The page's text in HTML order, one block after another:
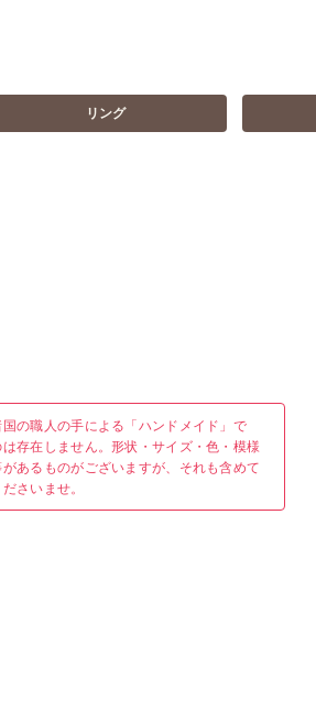
リング
の職人の手による「ハンドメイド」で
存在しません。形状・サイズ・色・模様
あるものがございますが、それも含めて
さいませ。